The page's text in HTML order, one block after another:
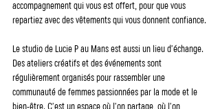
accompagnement qui vous est offert, pour que vous
repartiez avec des vêtements qui vous donnent confiance.
Le studio de Lucie P au Mans est aussi un lieu d’échange.
Des ateliers créatifs et des événements sont
régulièrement organisés pour rassembler une
communauté de femmes passionnées par la mode et le
bien-être. C’est un espace où l’on partage, où l’on